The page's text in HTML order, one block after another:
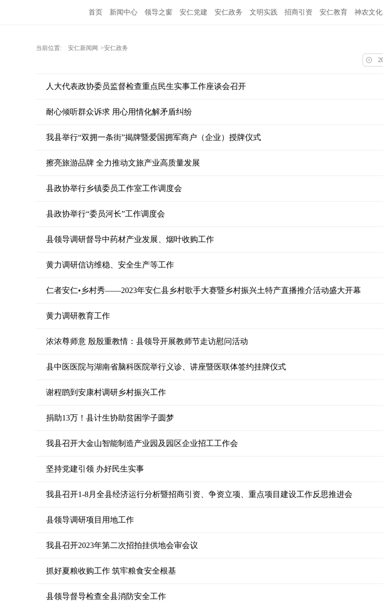
首页 新闻中心 领导之窗 安仁党建 安仁政务 文明实践 招商引资 安仁教育 神农文化
当前位置: 安仁新闻网 >安仁政务
人大代表政协委员监督检查重点民生实事工作座谈会召开
耐心倾听群众诉求 用心用情化解矛盾纠纷
我县举行“双拥一条街”揭牌暨爱国拥军商户（企业）授牌仪式
擦亮旅游品牌 全力推动文旅产业高质量发展
县政协举行乡镇委员工作室工作调度会
县政协举行“委员河长”工作调度会
县领导调研督导中药材产业发展、烟叶收购工作
黄力调研信访维稳、安全生产等工作
仁者安仁•乡村秀——2023年安仁县乡村歌手大赛暨乡村振兴土特产直播推介活动盛大开幕
黄力调研教育工作
浓浓尊师意 殷殷重教情：县领导开展教师节走访慰问活动
县中医医院与湖南省脑科医院举行义诊、讲座暨医联体签约挂牌仪式
谢程鹍到安康村调研乡村振兴工作
捐助13万！县计生协助贫困学子圆梦
我县召开大金山智能制造产业园及园区企业招工工作会
坚持党建引领 办好民生实事
我县召开1-8月全县经济运行分析暨招商引资、争资立项、重点项目建设工作反思推进会
县领导调研项目用地工作
我县召开2023年第二次招拍挂供地会审会议
抓好夏粮收购工作 筑牢粮食安全根基
县领导督导检查全县消防安全工作